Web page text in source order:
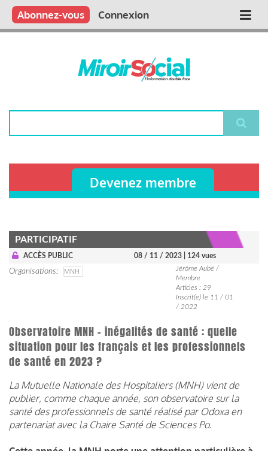
Aller
contenu
Main
Qui sommes nous ?
Vous publiez
Nous publions
Contactez-nous
Abonnez-vous Connexion
Devenez membre
PARTICIPATIF
ACCÈS PUBLIC 08 / 11 / 2023 | 124 vues
Organisations MNH
Jérôme Aubé /
Membre
Articles : 29
Inscrit(e) le 11 / 01
/ 2022
Observatoire MNH - inégalités de santé : quelle
situation pour les français et les professionnels
de santé en 2023 ?
La Mutuelle Nationale des Hospitaliers (MNH) vient de
publier, comme chaque année, son observatoire sur la
santé des professionnels de santé réalisé par Odoxa en
partenariat avec la Chaire Santé de Sciences Po.